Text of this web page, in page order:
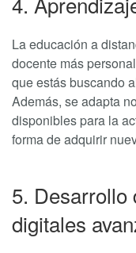
La educación a
docente más
que estás buscando
Además, se adapta
disponibles para la
forma de adquirir
5. Desarrollo
digitales